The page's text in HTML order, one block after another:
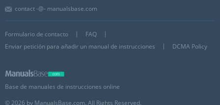
contact -@- manualsbase.com
Formulario de contacto
FAQ
Enviar petición para añadir un manual de instrucciones
DCMA Policy
Base de manuales de instrucciones online
© 2026 by ManualsBase.com. All Rights Reserved.